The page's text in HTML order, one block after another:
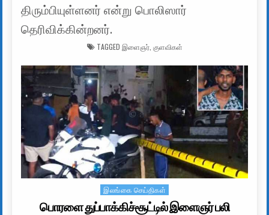
திரும்பியுள்ளனர் என்று ​பொலிஸார்
தெரிவிக்கின்றனர்.
TAGGED இளைஞர், குளவிகள்
Posted in
இலங்கை செய்திகள்
பொரளை துப்பாக்கிச்சூட்டில் இளைஞர் பலி